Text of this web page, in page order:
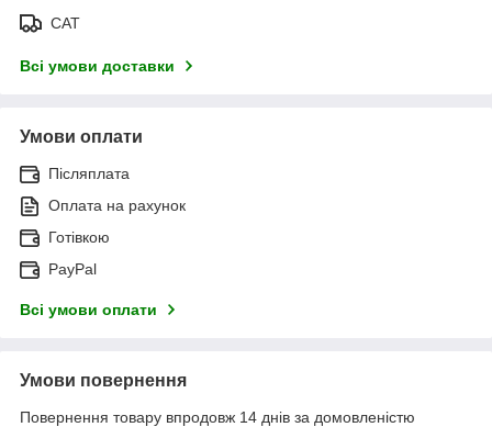
САТ
Всі умови доставки
Умови оплати
Післяплата
Оплата на рахунок
Готівкою
PayPal
Всі умови оплати
Умови повернення
Повернення товару впродовж 14 днів за домовленістю